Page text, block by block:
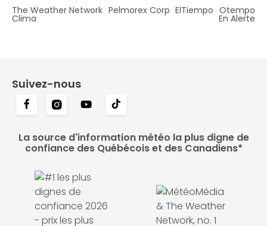
The Weather Network Pelmorex Corp ElTiempo Otempo
Clima En Alerte
Suivez-nous
La source d'information météo la plus digne de
confiance des Québécois et des Canadiens*